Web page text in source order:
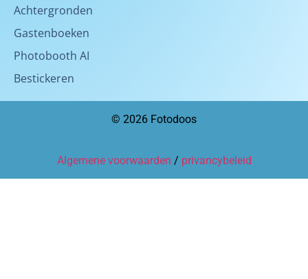
Achtergronden
Gastenboeken
Photobooth AI
Bestickeren
© 2026 Fotodoos
Algemene voorwaarden / privancybeleid